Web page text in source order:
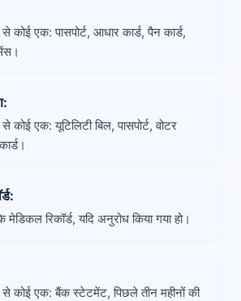
कोई एक: पासपोर्ट, आधार कार्ड, पैन कार्ड,
कोई एक: यूटिलिटी बिल, पासपोर्ट, वोटर
मेडिकल रिकॉर्ड, यदि अनुरोध किया गया हो।
से कोई एक: बैंक स्टेटमेंट, पिछले तीन महीनों की